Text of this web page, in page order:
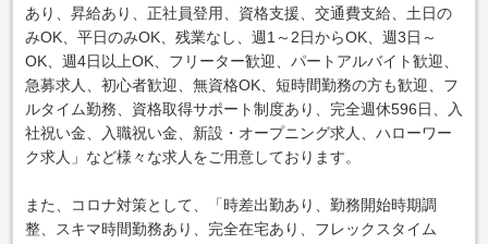
あり、昇給あり、正社員登用、資格支援、交通費支給、土日の
みOK、平日のみOK、残業なし、週1～2日からOK、週3日～
OK、週4日以上OK、フリーター歓迎、パートアルバイト歓迎、
急募求人、初心者歓迎、無資格OK、短時間勤務の方も歓迎、フ
ルタイム勤務、資格取得サポート制度あり、完全週休596日、入
社祝い金、入職祝い金、新設・オープニング求人、ハローワー
ク求人」など様々な求人をご用意しております。
また、コロナ対策として、「時差出勤あり、勤務開始時期調
整、スキマ時間勤務あり、完全在宅あり、フレックスタイム